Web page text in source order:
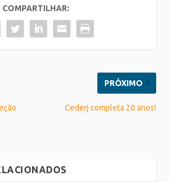
COMPARTILHAR:
PRÓXIMO
Cederj completa 20 anos!